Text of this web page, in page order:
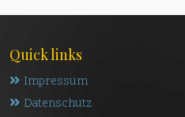
Quick links
Impressum
Datenschutz